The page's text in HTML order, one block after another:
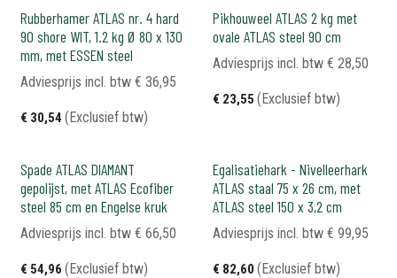
Rubberhamer ATLAS nr. 4 hard
90 shore WIT, 1.2 kg Ø 80 x 130
mm, met ESSEN steel
€ 30,54 (Exclusief btw)
Adviesprijs incl. btw € 36,95
Pikhouweel ATLAS 2 kg met
ovale ATLAS steel 90 cm
€ 23,55 (Exclusief btw)
Adviesprijs incl. btw € 28,50
Spade ATLAS DIAMANT
gepolijst, met ATLAS Ecofiber
steel 85 cm en Engelse kruk
€ 54,96 (Exclusief btw)
Adviesprijs incl. btw € 66,50
Egalisatiehark - Nivelleerhark
ATLAS staal 75 x 26 cm, met
ATLAS steel 150 x 3,2 cm
€ 82,60 (Exclusief btw)
Adviesprijs incl. btw € 99,95